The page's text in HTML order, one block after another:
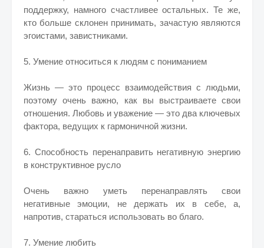
поддержку, намного счастливее остальных. Те же,
кто больше склонен принимать, зачастую являются
эгоистами, завистниками.
5. Умение относиться к людям с пониманием
Жизнь — это процесс взаимодействия с людьми,
поэтому очень важно, как вы выстраиваете свои
отношения. Любовь и уважение — это два ключевых
фактора, ведущих к гармоничной жизни.
6. Способность перенаправить негативную энергию
в конструктивное русло
Очень важно уметь перенаправлять свои
негативные эмоции, не держать их в себе, а,
напротив, стараться использовать во благо.
7. Умение любить